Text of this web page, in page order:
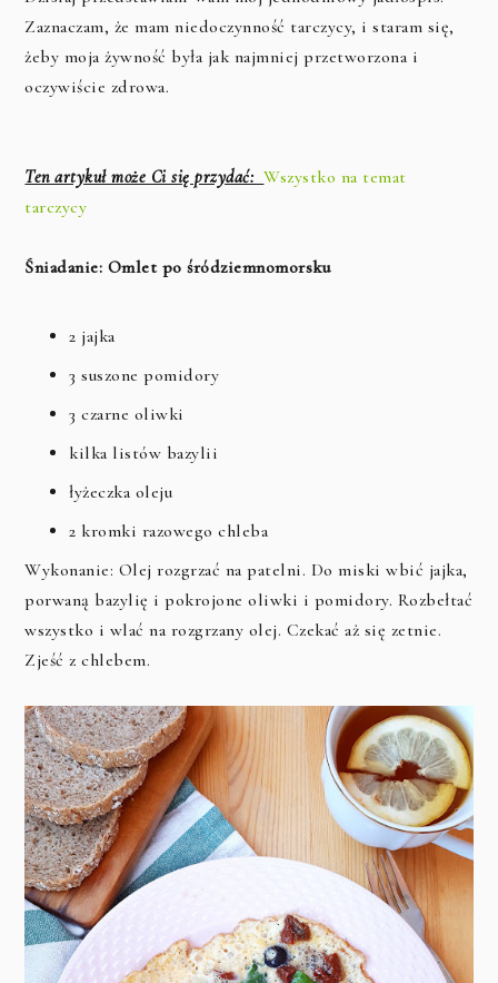
Zaznaczam, że mam niedoczynność tarczycy, i staram się,
żeby moja żywność była jak najmniej przetworzona i
oczywiście zdrowa.
Ten artykuł może Ci się przydać:Wszystko na temat
tarczycy
Śniadanie: Omlet po śródziemnomorsku
2 jajka
3 suszone pomidory
3 czarne oliwki
kilka listów bazylii
łyżeczka oleju
2 kromki razowego chleba
Wykonanie: Olej rozgrzać na patelni. Do miski wbić jajka,
porwaną bazylię i pokrojone oliwki i pomidory. Rozbełtać
wszystko i wlać na rozgrzany olej. Czekać aż się zetnie.
Zjeść z chlebem.